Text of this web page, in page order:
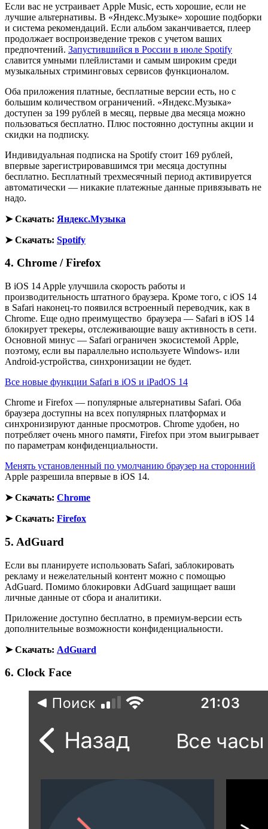
Если вас не устраивает Apple Music, есть хорошие, если не
лучшие альтернативы. В «Яндекс.Музыке» хорошие подборки
и система рекомендаций. Если альбом заканчивается, плеер
продолжает воспроизведение треков с учетом ваших
предпочтений. Запустившийся в России в июле Spotify
славится умными плейлистами и самым широким среди
музыкальных стриминговых сервисов функционалом.
Оба приложения платные, бесплатные версии есть, но с
большим количеством ограничений. «Яндекс.Музыка»
доступен за 199 рублей в месяц, первые два месяца можно
пользоваться бесплатно. Плюс постоянно доступны акции и
скидки на подписку.
Индивидуальная подписка на Spotify стоит 169 рублей,
впервые зарегистрировавшимся три месяца доступны
бесплатно. Бесплатный трехмесячный период активируется
автоматически — никакие платежные данные привязывать не
надо.
➤ Скачать: Яндекс.Музыка
➤ Скачать: Spotify
4. Chrome / Firefox
В iOS 14 Apple улучшила скорость работы и
производительность штатного браузера. Кроме того, с iOS 14
в Safari наконец-то появился встроенный переводчик, как в
Chrome. Еще одно преимущество браузера — Safari в iOS 14
блокирует трекеры, отслеживающие вашу активность в сети.
Основной минус — Safari ограничен экосистемой Apple,
поэтому, если вы параллельно используете Windows- или
Android-устройства, синхронизации не будет.
Все новые функции Safari в iOS и iPadOS 14
Chrome и Firefox — популярные альтернативы Safari. Оба
браузера доступны на всех популярных платформах и
синхронизируют данные просмотров. Chrome удобен, но
потребляет очень много памяти, Firefox при этом выигрывает
по параметрам конфиденциальности.
Менять установленный по умолчанию браузер на сторонний
Apple разрешила впервые в iOS 14.
➤ Скачать: Chrome
➤ Скачать: Firefox
5. AdGuard
Если вы планируете использовать Safari, заблокировать
рекламу и нежелательный контент можно с помощью
AdGuard. Помимо блокировки AdGuard защищает ваши
личные данные от сбора и аналитики.
Приложение доступно бесплатно, в премиум-версии есть
дополнительные возможности конфиденциальности.
➤ Скачать: AdGuard
6. Clock Face